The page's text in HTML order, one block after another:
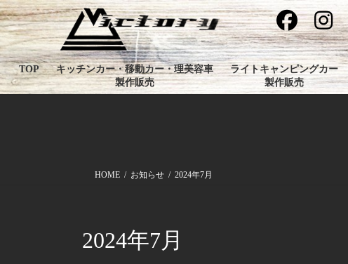
コ
ン
テ
ン
ツ
へ
ナ
ビ
ゲ
ー
シ
ョ
TOP
キッチンカー・移動カー・理美容車
製作販売
ライトキャンピングカー
製作販売
HOME お知らせ 2024年7月
2024年7月